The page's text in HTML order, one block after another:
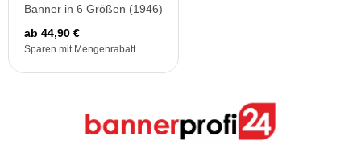
Banner in 6 Größen (1946)
ab 44,90 €
Sparen mit Mengenrabatt